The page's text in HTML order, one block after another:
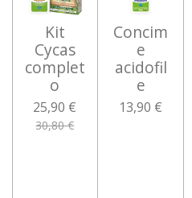
Kit
Cycas
complet
o
25,90 €
30,80 €
Concim
e
acidofil
e
13,90 €